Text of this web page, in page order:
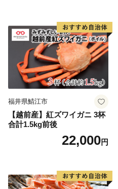
せグルメ 愛知県 小牧市 送料
無料
福井県鯖江市
【越前産】紅ズワイガニ 3杯
合計1.5kg前後
22,000円